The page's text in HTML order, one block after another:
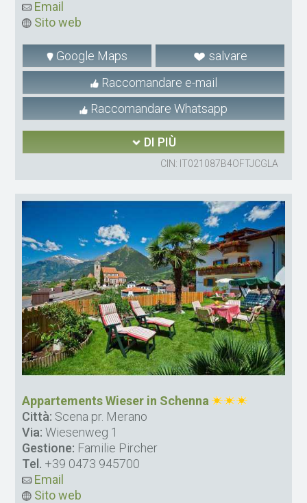
Email
Sito web
Google Maps
salvare
Raccomandare e-mail
Raccomandare Whatsapp
DI PIÙ
CIN: IT021087B4OFTJCGLA
Appartements Wieser in Schenna
Città: Scena pr. Merano
Via: Wiesenweg 1
Gestione: Familie Pircher
Tel. +39 0473 945700
Email
Sito web